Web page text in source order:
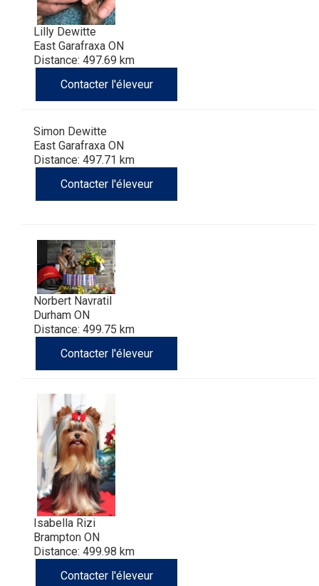
Lilly Dewitte
East Garafraxa ON
Distance: 497.69 km
Contacter l'éleveur
Simon Dewitte
East Garafraxa ON
Distance: 497.71 km
Contacter l'éleveur
Norbert Navratil
Durham ON
Distance: 499.75 km
Contacter l'éleveur
Isabella Rizi
Brampton ON
Distance: 499.98 km
Contacter l'éleveur